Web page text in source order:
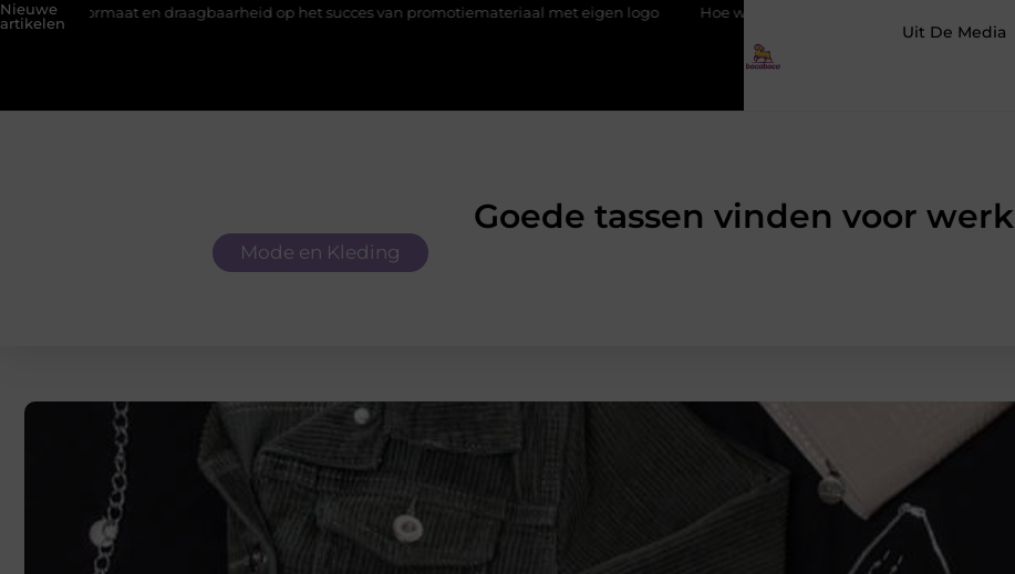
Nieuwe
artikelen
en draagbaarheid op het succes van promotiemateriaal met eigen logo Hoe werkt SEO voor beginners? Stap voor stap uitgelegd
Uit De Media
Goede tassen vinden voor werk
Mode en Kleding